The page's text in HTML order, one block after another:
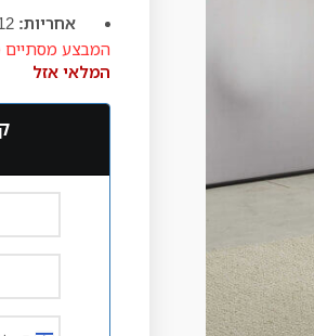
אחריות: 12
המבצע
המלאי אזל